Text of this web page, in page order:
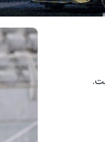
خالیه!45%تخفیف به